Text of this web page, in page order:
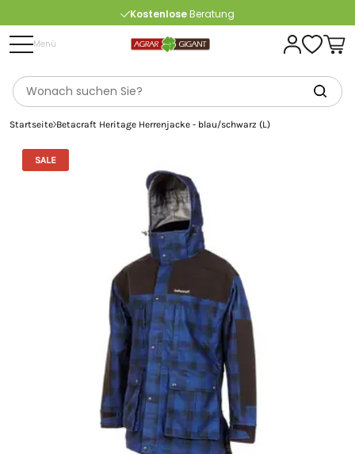
KostenloseBeratung
ab 175 € (in DE) – außer Sperrgut
Menü
Startseite Betacraft Heritage Herrenjacke - blau/schwarz (L)
SALE